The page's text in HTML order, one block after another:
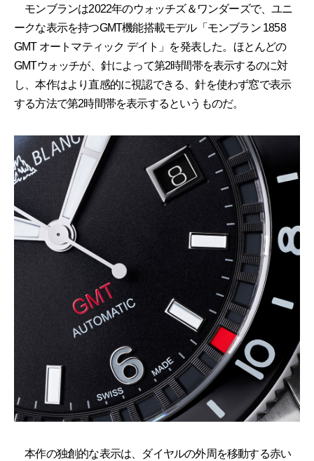
モンブランは2022年のウォッチズ＆ワンダーズで、ユニ
ークな表示を持つGMT機能搭載モデル「モンブラン 1858
GMT オートマティック デイト」を発表した。ほとんどの
GMTウォッチが、針によって第2時間帯を表示するのに対
し、本作はより直感的に視認できる、針を使わず窓で表示
する方法で第2時間帯を表示するというものだ。
本作の独創的な表示は、ダイヤルの外周を移動する赤い